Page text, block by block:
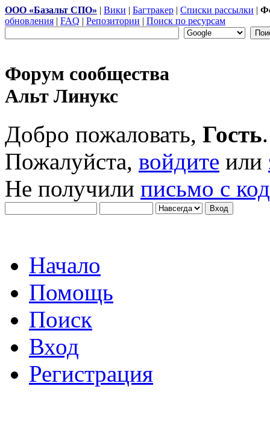
ООО «Базальт СПО» | Вики | Багтракер | Списки рассылки |
обновления | FAQ | Репозитории | Поиск по ресурсам
Форум сообщества
Альт Линукс
Добро пожаловать, Гость.
Пожалуйста, войдите или
Не получили письмо с
Начало
Помощь
Поиск
Вход
Регистрация